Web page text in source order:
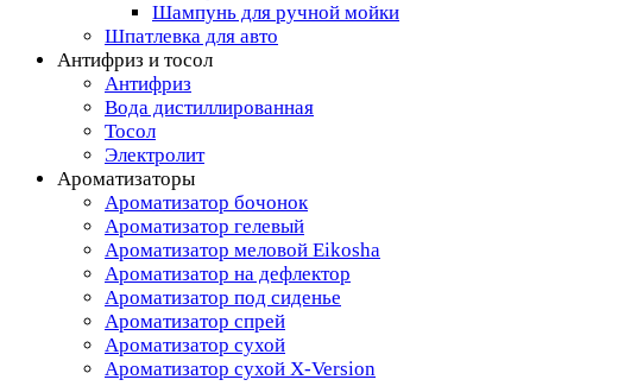
Шампунь для ручной мойки
Шпатлевка для авто
Антифриз и тосол
Антифриз
Вода дистиллированная
Тосол
Электролит
Ароматизаторы
Ароматизатор бочонок
Ароматизатор гелевый
Ароматизатор меловой Eikosha
Ароматизатор на дефлектор
Ароматизатор под сиденье
Ароматизатор спрей
Ароматизатор сухой
Ароматизатор сухой X-Version